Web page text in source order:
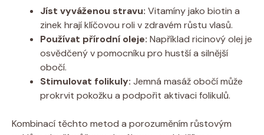
Jíst vyváženou stravu: Vitamíny jako biotin a
zinek hrají klíčovou roli v zdravém růstu vlasů.
Používat přírodní oleje: Například ricinový olej je
osvědčený v pomocníku pro hustší a silnější
obočí.
Stimulovat folikuly: Jemná masáž obočí může
prokrvit pokožku a podpořit aktivaci folikulů.
Kombinací těchto metod a porozuměním růstovým